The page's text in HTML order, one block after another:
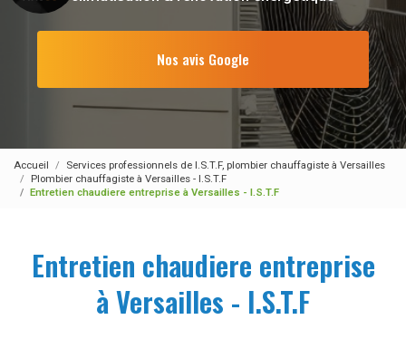
Nos avis Google
Accueil
Services professionnels de I.S.T.F, plombier chauffagiste à Versailles
Plombier chauffagiste à Versailles - I.S.T.F
Entretien chaudiere entreprise à Versailles - I.S.T.F
Entretien chaudiere entreprise
à Versailles - I.S.T.F